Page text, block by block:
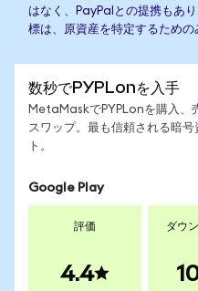
はなく、PayPalとの提携もあ
標は、原資産を特定するための
数秒でPYPLonを入手
MetaMaskでPYPLonを購入、
スワップ。最も信頼される暗号
ト。
Google Play
評価
4.4
ダウ